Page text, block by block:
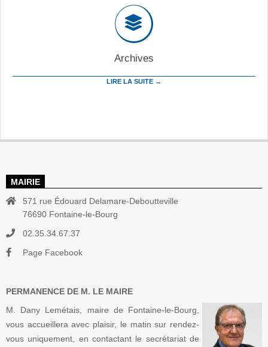
Archives
LIRE LA SUITE →
MAIRIE
571 rue Édouard Delamare-Deboutteville
76690 Fontaine-le-Bourg
02.35.34.67.37
Page Facebook
PERMANENCE DE M. LE MAIRE
M. Dany Lemétais, maire de Fontaine-le-Bourg,
vous accueillera avec plaisir, le matin sur rendez-
vous uniquement, en contactant le secrétariat de